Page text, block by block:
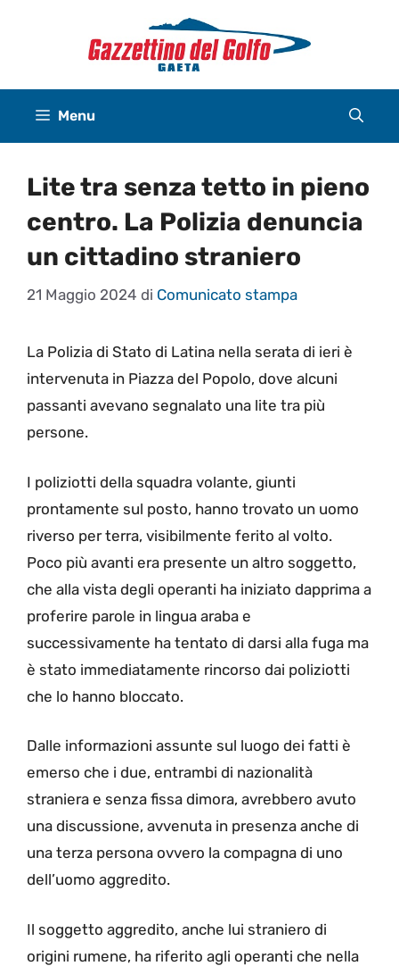
Menu
Lite tra senza tetto in pieno
centro. La Polizia denuncia
un cittadino straniero
21 Maggio 2024 di Comunicato stampa
La Polizia di Stato di Latina nella serata di ieri è
intervenuta in Piazza del Popolo, dove alcuni
passanti avevano segnalato una lite tra più
persone.
I poliziotti della squadra volante, giunti
prontamente sul posto, hanno trovato un uomo
riverso per terra, visibilmente ferito al volto.
Poco più avanti era presente un altro soggetto,
che alla vista degli operanti ha iniziato dapprima a
proferire parole in lingua araba e
successivamente ha tentato di darsi alla fuga ma
è stato immediatamente rincorso dai poliziotti
che lo hanno bloccato.
Dalle informazioni assunte sul luogo dei fatti è
emerso che i due, entrambi di nazionalità
straniera e senza fissa dimora, avrebbero avuto
una discussione, avvenuta in presenza anche di
una terza persona ovvero la compagna di uno
dell’uomo aggredito.
Il soggetto aggredito, anche lui straniero di
origini rumene, ha riferito agli operanti che nella